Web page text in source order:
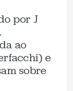
por J
ao
e
sobre